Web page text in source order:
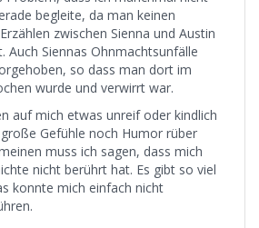
begleite, da man keinen
zwischen Sienna und Austin
Auch Siennas Ohnmachtsunfälle
so dass man dort im
wurde und verwirrt war.
auf mich etwas unreif oder kindlich
Gefühle noch Humor rüber
muss ich sagen, dass mich
nicht berührt hat. Es gibt so viel
konnte mich einfach nicht